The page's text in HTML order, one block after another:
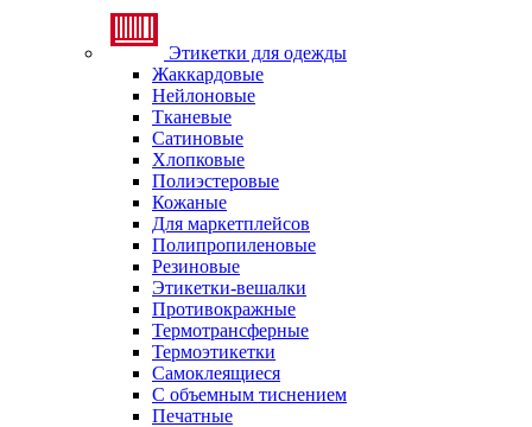
Этикетки для одежды
Жаккардовые
Нейлоновые
Тканевые
Сатиновые
Хлопковые
Полиэстеровые
Кожаные
Для маркетплейсов
Полипропиленовые
Резиновые
Этикетки-вешалки
Противокражные
Термотрансферные
Термоэтикетки
Самоклеящиеся
С объемным тиснением
Печатные